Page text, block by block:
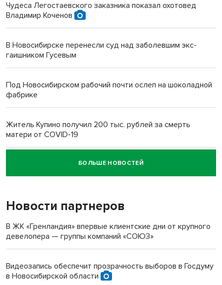
Чудеса Легостаевского заказника показал охотовед
Владимир Коченов
В Новосибирске перенесли суд над заболевшим экс-
гаишником Гусевым
Под Новосибирском рабочий почти ослеп на шоколадной
фабрике
Житель Купино получил 200 тыс. рублей за смерть
матери от COVID-19
Новосибирский суд наказал водителя за смерть
пенсионерки на вокзале
БОЛЬШЕ НОВОСТЕЙ
Новости партнеров
В ЖК «Гренландия» впервые клиентские дни от крупного
девелопера — группы компаний «СОЮЗ»
Видеозапись обеспечит прозрачность выборов в Госдуму
в Новосибирской области